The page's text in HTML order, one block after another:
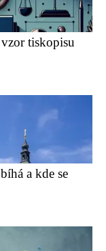
tiskopisu
a kde se